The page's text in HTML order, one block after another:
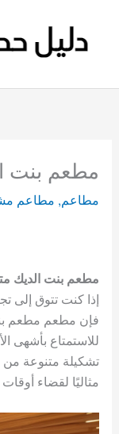
المحتوى
مطعم بنت
مطاعم, مطاعم
مطعم بنت الديك
إذا كنت تتوق إلى
فإن مطعم مطعم
للاستمتاع بأشهى
تشكيلة متنوعة من
مثاليًا لقضاء أوقات